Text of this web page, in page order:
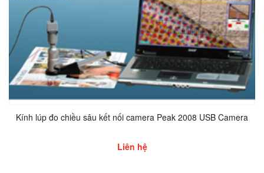
Kính lúp đo chiều sâu kết nối camera Peak 2008 USB Camera
Liên hệ